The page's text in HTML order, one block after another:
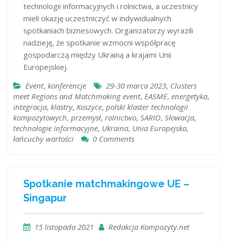
technologii informacyjnych i rolnictwa, a uczestnicy
mieli okazję uczestniczyć w indywidualnych
spotkaniach biznesowych. Organizatorzy wyrazili
nadzieję, że spotkanie wzmocni współpracę
gospodarczą między Ukrainą a krajami Unii
Europejskiej.
Event, konferencje 29-30 marca 2023, Clusters
meet Regions and Matchmaking event, EASME, energetyka,
integracja, klastry, Koszyce, polski klaster technologii
kompozytowych, przemysł, rolnictwo, SARIO, Słowacja,
technologie informacyjne, Ukraina, Unia Europejska,
łańcuchy wartości
0 Comments
Spotkanie matchmakingowe UE –
Singapur
15 listopada 2021
Redakcja Kompozyty.net